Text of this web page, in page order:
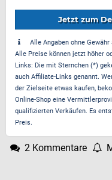
Jetzt zum
Alle Angaben ohne
Alle Preise können jetzt höher
Links: Die mit Sternchen (*)
auch Affiliate-Links genannt.
der Zielseite etwas kaufen,
Online-Shop eine
qualifizierten Verkäufen. Es
Preis.
2 Kommentare